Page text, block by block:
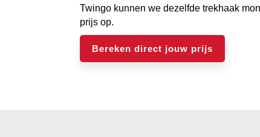
Twingo kunnen we dezelfde trekhaak
prijs op.
Bereken direct jouw prijs